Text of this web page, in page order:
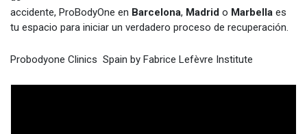
accidente, ProBodyOne en Barcelona, Madrid o Marbella es
tu espacio para iniciar un verdadero proceso de recuperación.
Probodyone Clinics Spain by Fabrice Lefèvre Institute